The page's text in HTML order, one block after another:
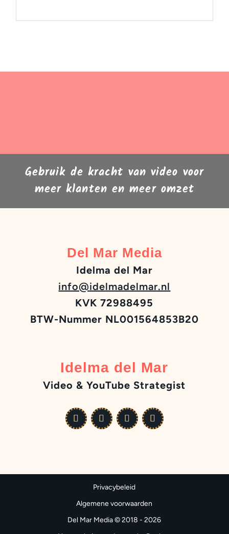
Gebruik de kracht van video voor
meer klanten en meer omzet
Del Mar Media
Idelma del Mar
info@idelmadelmar.nl
KVK 72988495
BTW-Nummer NL001564853B20
Idelma del Mar
Video & YouTube Strategist
Privacybeleid
Algemene voorwaarden
Del Mar Media © 2018 - 2026